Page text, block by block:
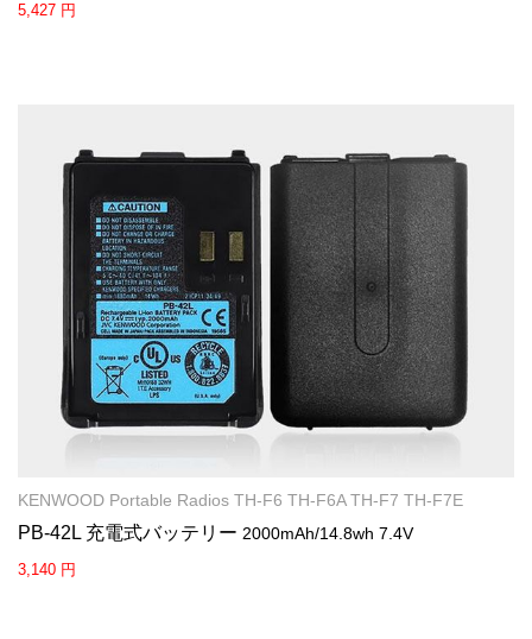
5,427 円
KENWOOD Portable Radios TH-F6 TH-F6A TH-F7 TH-F7E
PB-42L 充電式バッテリー 2000mAh/14.8wh 7.4V
3,140 円